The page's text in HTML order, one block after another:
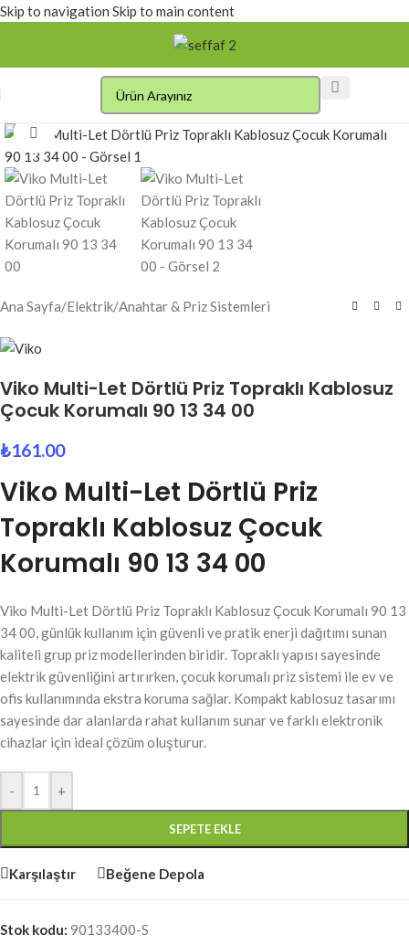
Skip to navigation Skip to main content
Click to enlarge
Ana Sayfa/Elektrik/Anahtar & Priz Sistemleri
Viko Multi-Let Dörtlü Priz Topraklı Kablosuz
Çocuk Korumalı 90 13 34 00
₺161.00
Viko Multi-Let Dörtlü Priz
Topraklı Kablosuz Çocuk
Korumalı 90 13 34 00
Viko Multi-Let Dörtlü Priz Topraklı Kablosuz Çocuk Korumalı 90 13
34 00, günlük kullanım için güvenli ve pratik enerji dağıtımı sunan
kaliteli grup priz modellerinden biridir. Topraklı yapısı sayesinde
elektrik güvenliğini artırırken, çocuk korumalı priz sistemi ile ev ve
ofis kullanımında ekstra koruma sağlar. Kompakt kablosuz tasarımı
sayesinde dar alanlarda rahat kullanım sunar ve farklı elektronik
cihazlar için ideal çözüm oluşturur.
- +
SEPETE EKLE
Karşılaştır Beğene Depola
Stok kodu: 90133400-S